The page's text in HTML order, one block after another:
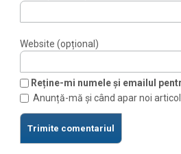
Website (opțional)
Reține-mi numele și emailul
Anunță-mă și când apar noi